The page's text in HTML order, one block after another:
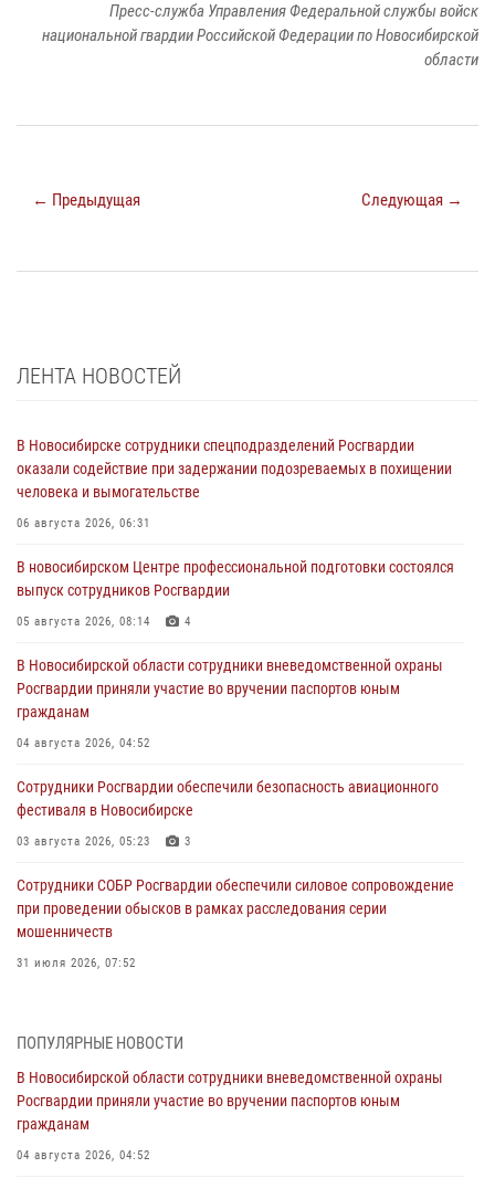
Пресс-служба Управления Федеральной службы войск
национальной гвардии Российской Федерации по Новосибирской
области
← Предыдущая Следующая →
ЛЕНТА НОВОСТЕЙ
В Новосибирске сотрудники спецподразделений Росгвардии
оказали содействие при задержании подозреваемых в похищении
человека и вымогательстве
06 августа 2026, 06:31
В новосибирском Центре профессиональной подготовки состоялся
выпуск сотрудников Росгвардии
05 августа 2026, 08:14 4
В Новосибирской области сотрудники вневедомственной охраны
Росгвардии приняли участие во вручении паспортов юным
гражданам
04 августа 2026, 04:52
Сотрудники Росгвардии обеспечили безопасность авиационного
фестиваля в Новосибирске
03 августа 2026, 05:23 3
Сотрудники СОБР Росгвардии обеспечили силовое сопровождение
при проведении обысков в рамках расследования серии
мошенничеств
31 июля 2026, 07:52
При силовой поддержке бойцов ОМОН и СОБР Росгвардии
пресечена деятельность группы лиц, причастных к мошенничеству
в сфере страхования
ПОПУЛЯРНЫЕ НОВОСТИ
В Новосибирской области сотрудники вневедомственной охраны
Росгвардии приняли участие во вручении паспортов юным
гражданам
04 августа 2026, 04:52